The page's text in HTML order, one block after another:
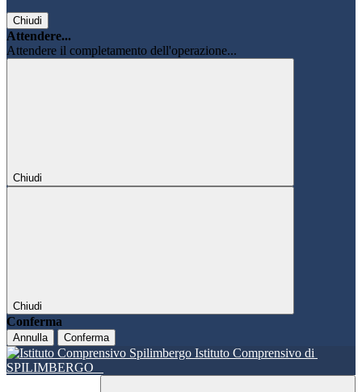
Chiudi
Attendere...
Attendere il completamento dell'operazione...
Chiudi
Chiudi
Conferma
Annulla Conferma
Istituto Comprensivo di
SPILIMBERGO